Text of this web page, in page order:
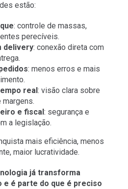
estão:
: controle de massas,
perecíveis.
delivery: conexão direta com
: menos erros e mais
real : visão clara sobre
e fiscal : segurança e
a legislação.
mais eficiência, menos
maior lucratividade.
já transforma
e é parte do que é preciso